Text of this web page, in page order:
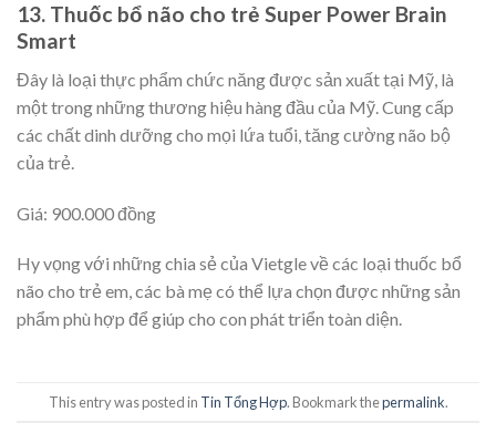
13. Thuốc bổ não cho trẻ Super Power Brain
Smart
Đây là loại thực phẩm chức năng được sản xuất tại Mỹ, là
một trong những thương hiệu hàng đầu của Mỹ. Cung cấp
các chất dinh dưỡng cho mọi lứa tuổi, tăng cường não bộ
của trẻ.
Giá: 900.000 đồng
Hy vọng với những chia sẻ của Vietgle về các loại thuốc bổ
não cho trẻ em, các bà mẹ có thể lựa chọn được những sản
phẩm phù hợp để giúp cho con phát triển toàn diện.
This entry was posted in Tin Tổng Hợp. Bookmark thepermalink.